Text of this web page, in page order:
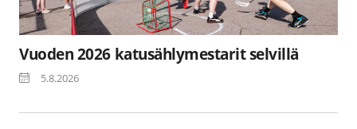
Vuoden 2026 katusählymestarit selvillä
5.8.2026